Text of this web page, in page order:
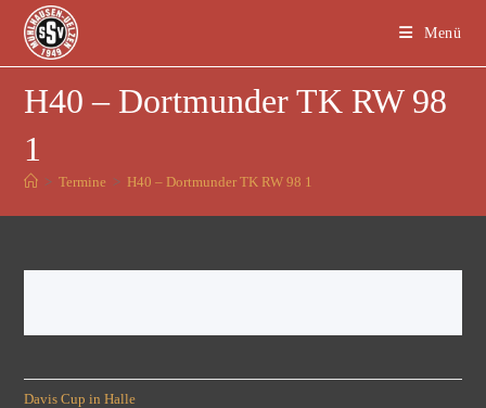
Menü
H40 – Dortmunder TK RW 98
1
> Termine > H40 – Dortmunder TK RW 98 1
Davis Cup in Halle